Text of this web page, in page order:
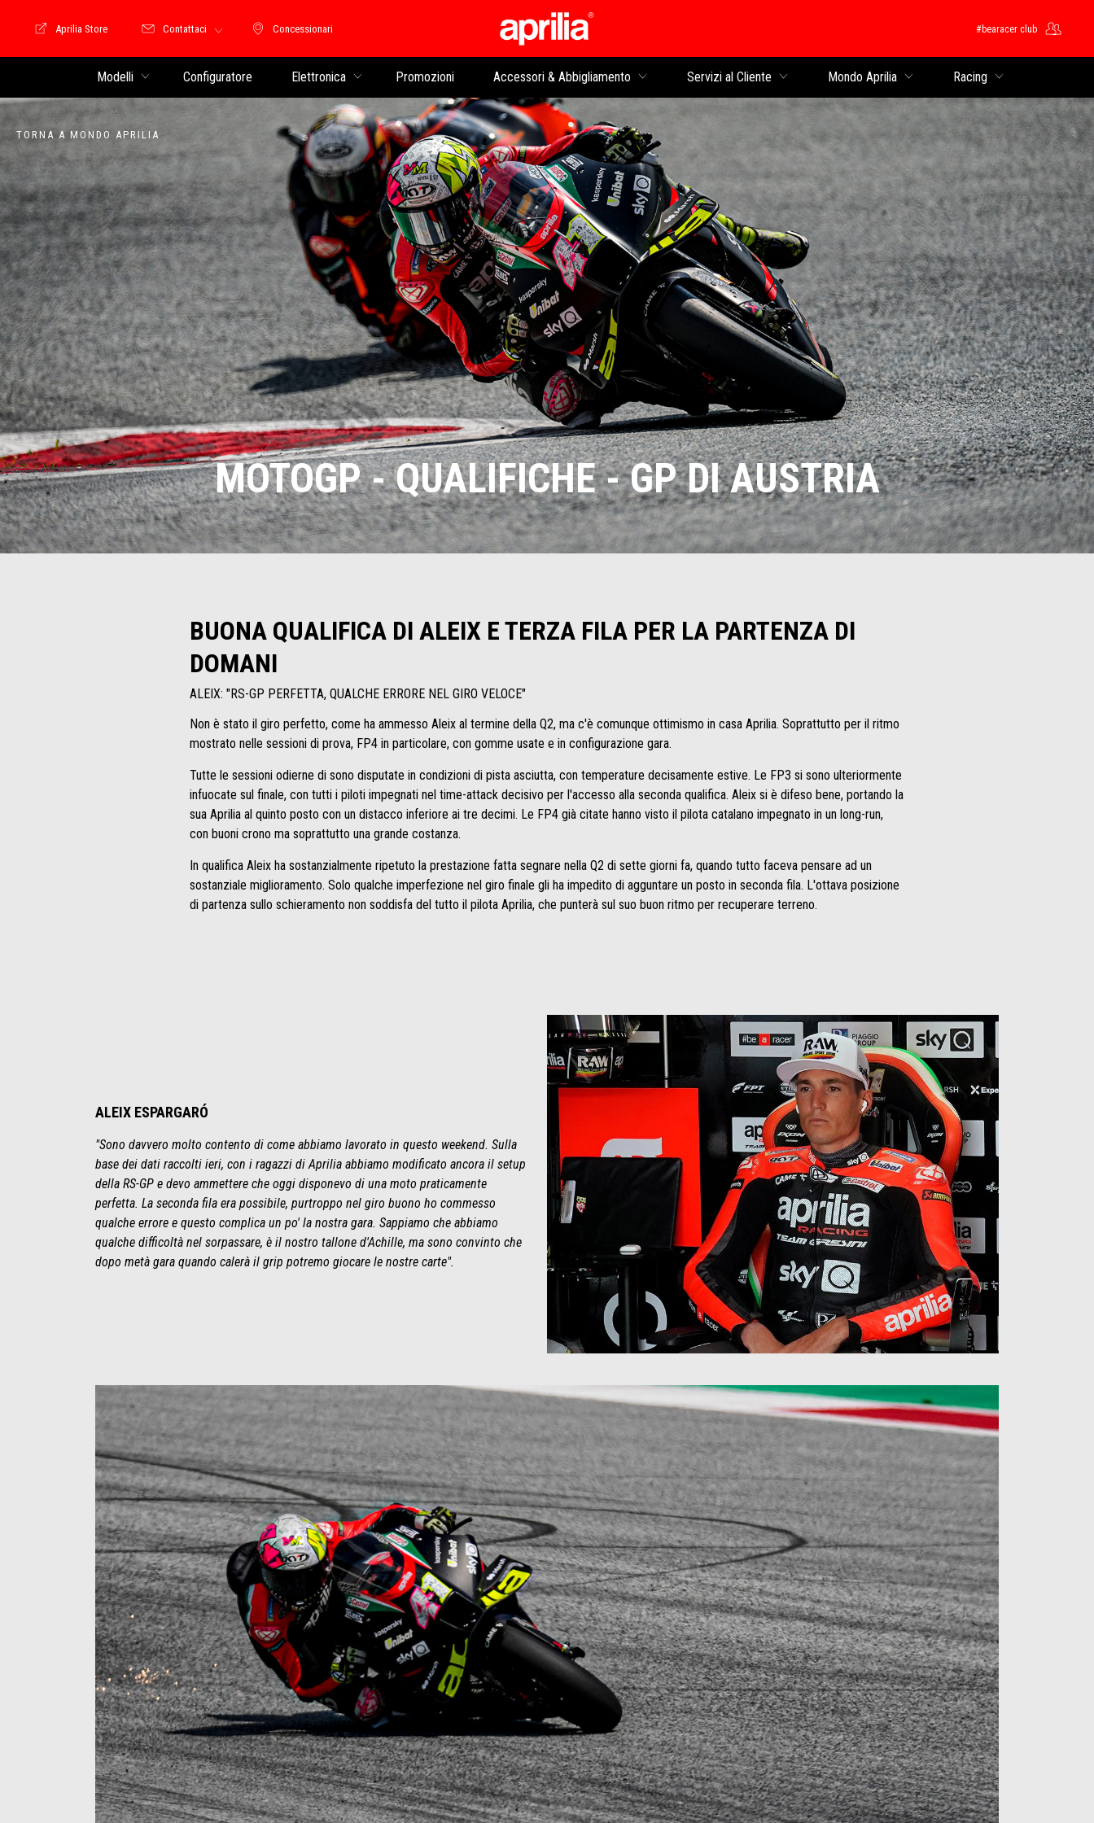
Concessionari
Concessionari
Moto Guzzi Store
Aprilia Store Contattaci #bearacer club
Modelli Configuratore Elettronica Promozioni Accessori & Abbigliamento Servizi al Cliente Mondo Aprilia Racing
TORNA A MONDO APRILIA
MOTOGP - QUALIFICHE - GP DI AUSTRIA
BUONA QUALIFICA DI ALEIX E TERZA FILA PER LA PARTENZA DI
DOMANI
ALEIX: "RS-GP PERFETTA, QUALCHE ERRORE NEL GIRO VELOCE"
Non è stato il giro perfetto, come ha ammesso Aleix al termine della Q2, ma c'è comunque ottimismo in casa Aprilia. Soprattutto per il ritmo
mostrato nelle sessioni di prova, FP4 in particolare, con gomme usate e in configurazione gara.
Tutte le sessioni odierne di sono disputate in condizioni di pista asciutta, con temperature decisamente estive. Le FP3 si sono ulteriormente
infuocate sul finale, con tutti i piloti impegnati nel time-attack decisivo per l'accesso alla seconda qualifica. Aleix si è difeso bene, portando la
sua Aprilia al quinto posto con un distacco inferiore ai tre decimi. Le FP4 già citate hanno visto il pilota catalano impegnato in un long-run,
con buoni crono ma soprattutto una grande costanza.
In qualifica Aleix ha sostanzialmente ripetuto la prestazione fatta segnare nella Q2 di sette giorni fa, quando tutto faceva pensare ad un
sostanziale miglioramento. Solo qualche imperfezione nel giro finale gli ha impedito di agguntare un posto in seconda fila. L'ottava posizione
di partenza sullo schieramento non soddisfa del tutto il pilota Aprilia, che punterà sul suo buon ritmo per recuperare terreno.
ALEIX ESPARGARÓ
"Sono davvero molto contento di come abbiamo lavorato in questo weekend. Sulla
base dei dati raccolti ieri, con i ragazzi di Aprilia abbiamo modificato ancora il setup
della RS-GP e devo ammettere che oggi disponevo di una moto praticamente
perfetta. La seconda fila era possibile, purtroppo nel giro buono ho commesso
qualche errore e questo complica un po' la nostra gara. Sappiamo che abbiamo
qualche difficoltà nel sorpassare, è il nostro tallone d'Achille, ma sono convinto che
dopo metà gara quando calerà il grip potremo giocare le nostre carte".